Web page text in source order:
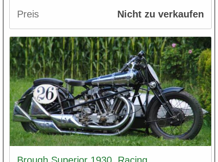
Preis
Nicht zu verkaufen